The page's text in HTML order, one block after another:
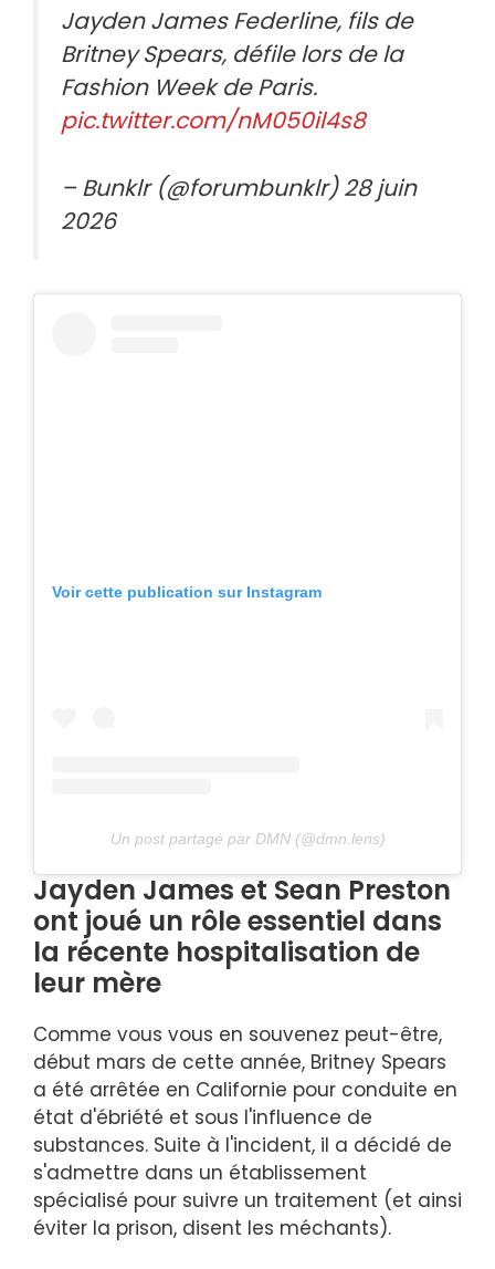
Jayden James Federline, fils de
Britney Spears, défile lors de la
Fashion Week de Paris.
pic.twitter.com/nM050il4s8
– Bunklr (@forumbunklr) 28 juin
2026
Voir cette publication sur Instagram
Un post partagé par DMN (@dmn.lens)
Jayden James et Sean Preston
ont joué un rôle essentiel dans
la récente hospitalisation de
leur mère
Comme vous vous en souvenez peut-être,
début mars de cette année, Britney Spears
a été arrêtée en Californie pour conduite en
état d'ébriété et sous l'influence de
substances. Suite à l'incident, il a décidé de
s'admettre dans un établissement
spécialisé pour suivre un traitement (et ainsi
éviter la prison, disent les méchants).